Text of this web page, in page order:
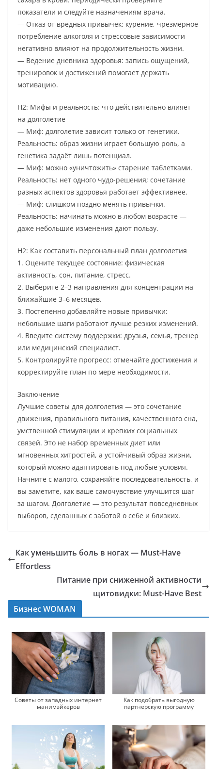
показатели и следуйте назначениям врача.
— Отказ от вредных привычек: курение, чрезмерное
потребление алкоголя и стрессовые зависимости
негативно влияют на продолжительность жизни.
— Ведение дневника здоровья: запись ощущений,
тренировок и достижений помогает держать
мотивацию.
H2: Мифы и реальность: что действительно влияет
на долголетие
— Миф: долголетие зависит только от генетики.
Реальность: образ жизни играет большую роль, а
генетика задаёт лишь потенциал.
— Миф: можно «уничтожить» старение таблетками.
Реальность: нет одного чудо-решения; сочетание
разных аспектов здоровья работает эффективнее.
— Миф: слишком поздно менять привычки.
Реальность: начинать можно в любом возрасте —
даже небольшие изменения дают пользу.
H2: Как составить персональный план долголетия
1. Оцените текущее состояние: физическая
активность, сон, питание, стресс.
2. Выберите 2–3 направления для концентрации на
ближайшие 3–6 месяцев.
3. Постепенно добавляйте новые привычки:
небольшие шаги работают лучше резких изменений.
4. Введите систему поддержки: друзья, семья, тренер
или медицинский специалист.
5. Контролируйте прогресс: отмечайте достижения и
корректируйте план по мере необходимости.
Заключение
Лучшие советы для долголетия — это сочетание
движения, правильного питания, качественного сна,
умственной стимуляции и крепких социальных
связей. Это не набор временных диет или
мгновенных хитростей, а устойчивый образ жизни,
который можно адаптировать под любые условия.
Начните с малого, сохраняйте последовательность, и
вы заметите, как ваше самочувствие улучшится шаг
за шагом. Долголетие — это результат повседневных
выборов, сделанных с заботой о себе и близких.
Как уменьшить боль в ногах — Must-Have
Effortless
Питание при сниженной активности
щитовидки: Must-Have Best
Бизнес WOMAN
Советы от западных интернет
манимэйкеров
Как подобрать выгодную
партнерскую программу